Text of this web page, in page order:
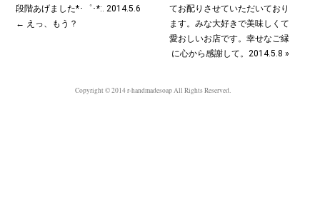
段階あげました*･゜･*:. 2014.5.6
← えっ、もう？
てお配りさせていただいており
ます。みな大好きで美味しくて
愛おしいお店です。幸せなご縁
に心から感謝して。2014.5.8 »
Copyright © 2014 r-handmadesoap All Rights Reserved.